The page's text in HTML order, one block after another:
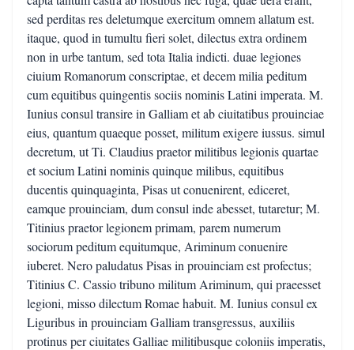
sed perditas res deletumque exercitum omnem allatum est.
itaque, quod in tumultu fieri solet, dilectus extra ordinem
non in urbe tantum, sed tota Italia indicti. duae legiones
ciuium Romanorum conscriptae, et decem milia peditum
cum equitibus quingentis sociis nominis Latini imperata. M.
Iunius consul transire in Galliam et ab ciuitatibus prouinciae
eius, quantum quaeque posset, militum exigere iussus. simul
decretum, ut Ti. Claudius praetor militibus legionis quartae
et socium Latini nominis quinque milibus, equitibus
ducentis quinquaginta, Pisas ut conuenirent, ediceret,
eamque prouinciam, dum consul inde abesset, tutaretur; M.
Titinius praetor legionem primam, parem numerum
sociorum peditum equitumque, Ariminum conuenire
iuberet. Nero paludatus Pisas in prouinciam est profectus;
Titinius C. Cassio tribuno militum Ariminum, qui praeesset
legioni, misso dilectum Romae habuit. M. Iunius consul ex
Liguribus in prouinciam Galliam transgressus, auxiliis
protinus per ciuitates Galliae militibusque coloniis imperatis,